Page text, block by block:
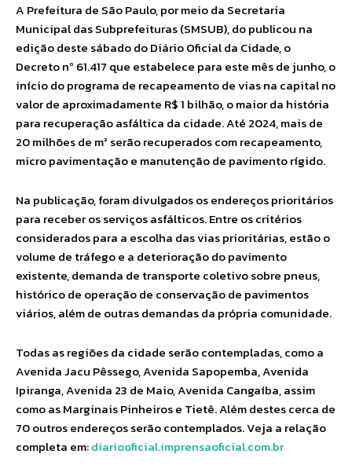
A Prefeitura de São Paulo, por meio da Secretaria
Municipal das Subprefeituras (SMSUB), do publicou na
edição deste sábado do Diário Oficial da Cidade, o
Decreto nº 61.417 que estabelece para este mês de junho, o
início do programa de recapeamento de vias na capital no
valor de aproximadamente R$ 1 bilhão, o maior da história
para recuperação asfáltica da cidade. Até 2024, mais de
20 milhões de m² serão recuperados com recapeamento,
micro pavimentação e manutenção de pavimento rígido.
Na publicação, foram divulgados os endereços prioritários
para receber os serviços asfálticos. Entre os critérios
considerados para a escolha das vias prioritárias, estão o
volume de tráfego e a deterioração do pavimento
existente, demanda de transporte coletivo sobre pneus,
histórico de operação de conservação de pavimentos
viários, além de outras demandas da própria comunidade.
Todas as regiões da cidade serão contempladas, como a
Avenida Jacu Pêssego, Avenida Sapopemba, Avenida
Ipiranga, Avenida 23 de Maio, Avenida Cangaíba, assim
como as Marginais Pinheiros e Tietê. Além destes cerca de
70 outros endereços serão contemplados. Veja a relação
completa em:diariooficial.imprensaoficial.com.br